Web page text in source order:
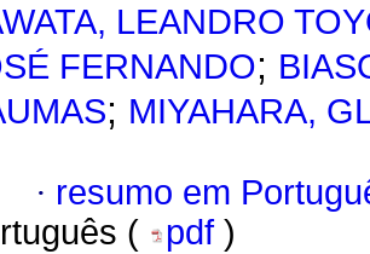
LEANDRO
FERNANDO;
; MIYAHARA,
· resumo em
(
pdf )